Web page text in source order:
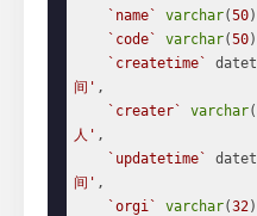
`name` varchar(50)
`code`
varchar(50)
`createtime`
间' ,
`creater`
varchar(
人' ,
`updatetime`
间' ,
`orgi`
varchar(32)